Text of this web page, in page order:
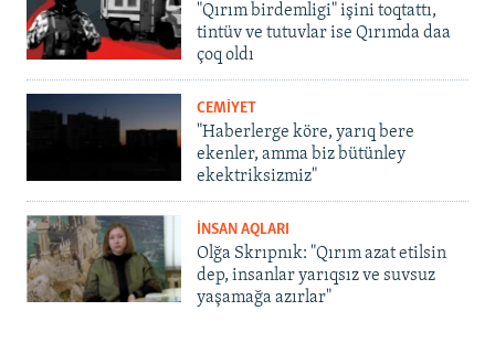
"Qırım birdemligi" işini toqtattı,
tintüv ve tutuvlar ise Qırımda daa
çoq oldı
CEMİYET
"Haberlerge köre, yarıq bere
ekenler, amma biz bütünley
ekektriksizmiz"
İNSAN AQLARI
Olğa Skrıpnık: "Qırım azat etilsin
dep, insanlar yarıqsız ve suvsuz
yaşamağa azırlar"